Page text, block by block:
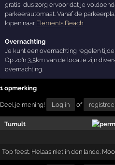
gratis, dus zorg ervoor dat je
parkeerautomaat. Vanaf de
lopen naar Elements Beach
Overnachting
Je kunt een overnachting regelen
Op zo'n 3,5km van de locatie zijn
overnachting.
1 opmerking
Deel je mening! Log in of
Tumult
Top feest. Helaas niet in den lande.